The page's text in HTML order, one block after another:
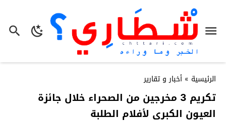
الرئيسية » أخبار و تقارير
تكريم 3 مخرجين من الصحراء خلال جائزة
العيون الكبرى لأفلام الطلبة